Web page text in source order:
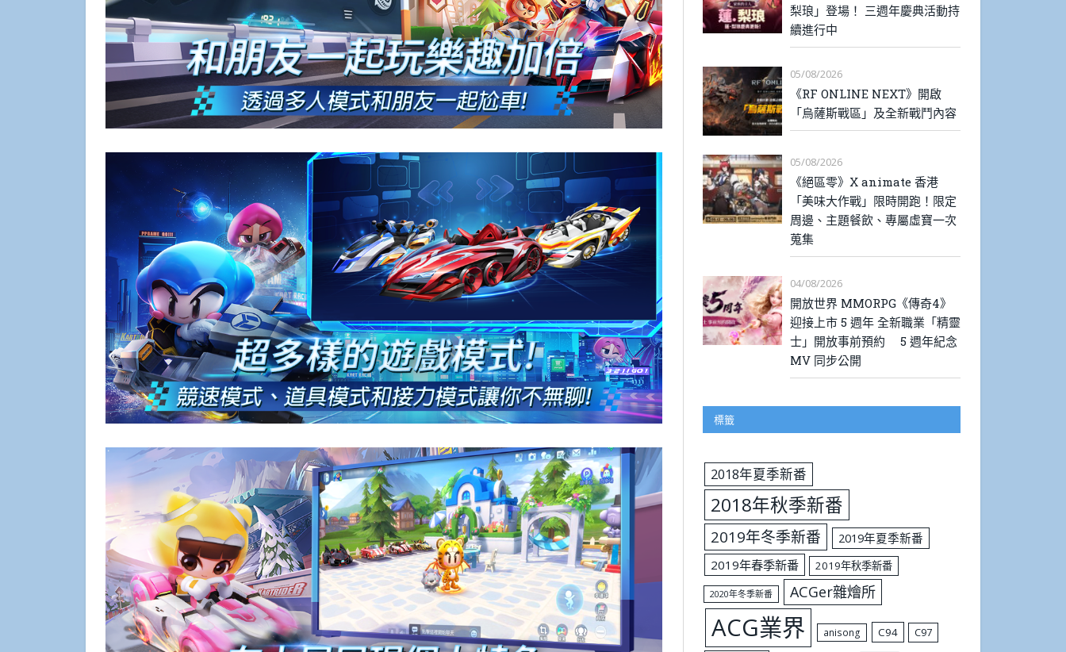
梨琅」登場！ 三週年慶典活動持
續進行中
05/08/2026
《RF ONLINE NEXT》開啟
「烏薩斯戰區」及全新戰鬥內容
05/08/2026
《絕區零》X animate 香港
「美味大作戰」限時開跑！限定
周邊、主題餐飲、專屬虛寶一次
蒐集
04/08/2026
開放世界 MMORPG《傳奇4》
迎接上市 5 週年 全新職業「精靈
士」開放事前預約 5 週年紀念
MV 同步公開
標籤
2018年夏季新番
2018年秋季新番
2019年冬季新番
2019年夏季新番
2019年春季新番
2019年秋季新番
2020年冬季新番 ACGer雜燴所
ACG業界 anisong C94 C97